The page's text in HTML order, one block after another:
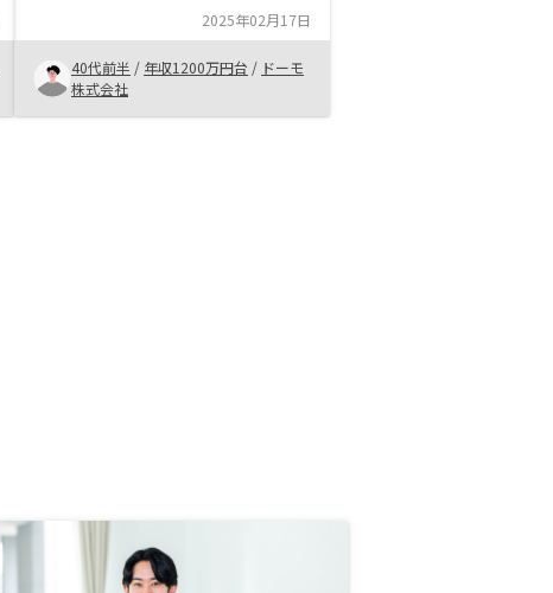
会があり、何軒かの物件を紹介を受
けました。物件ごとに収支シミュレ
ーションを即座に提示いただけた事
もあり、納得して購入の決断をする
事が出来ました。
2025年02月17日
40代前半 / 年収1200万円台 / ドーモ
株式会社